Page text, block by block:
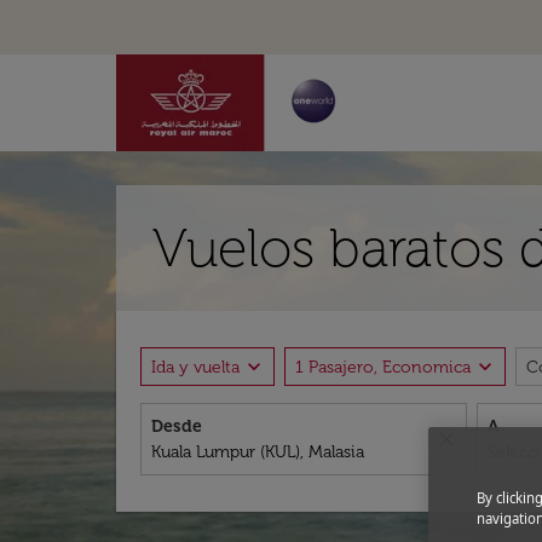
Vuelos baratos
Ida y vuelta expand_more 1 Pasajero, Economica expand_more
Desde A
By